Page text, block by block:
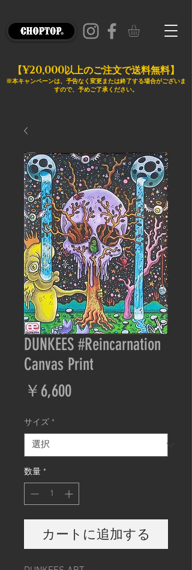
【¥20,000以上のご注文で送料無料】
※本キャンペーンは、予告なく変更または終了する場合がございま
すので、予めご了承ください。
DUNKEES #Reincarnation
Canvas Print
￥6,600価
サイズ *
数量 *
カートに追加する